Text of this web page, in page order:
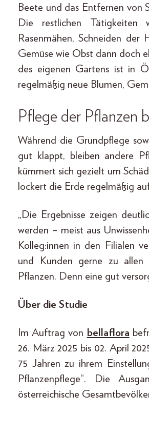
Beete und das Entfernen von
Die restlichen Tätigkeiten
Rasenmähen, Schneiden
Gemüse wie Obst dann doch
des eigenen Gartens ist in
regelmäßig neue Blumen,
Pflege der Pflanzen
Während die Grundpflege
gut klappt, bleiben andere
kümmert sich gezielt um
lockert die Erde regelmäßig
„Die Ergebnisse zeigen
werden – meist aus
Kolleg:innen in den Filialen
und Kunden gerne zu allen
Pflanzen. Denn eine gut
Über die Studie
Im Auftrag von bellaflora
26. März 2025 bis 02. April
75 Jahren zu ihrem
Pflanzenpflege“. Die
österreichische